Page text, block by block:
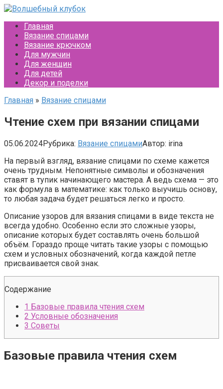
Перейти
контентуГлавная
Вязание спицами
Вязание крючком
Для мужчин
Для женщин
Для детей
Декор и поделки
Главная » Вязание спицами
Чтение схем при вязании спицами
05.06.2024Рубрика: Вязание спицамиАвтор: irina
На первый взгляд, вязание спицами по схеме кажется
очень трудным. Непонятные символы и обозначения
ставят в тупик начинающего мастера. А ведь схема — это
как формула в математике: как только выучишь основу,
то любая задача будет решаться легко и просто.
Описание узоров для вязания спицами в виде текста не
всегда удобно. Особенно если это сложные узоры,
описание которых будет составлять очень большой
объём. Гораздо проще читать такие узоры с помощью
схем и условных обозначений, когда каждой петле
присваивается свой знак.
Содержание
1 Базовые правила чтения схем
2 Условные обозначения
3 Советы
Базовые правила чтения схем